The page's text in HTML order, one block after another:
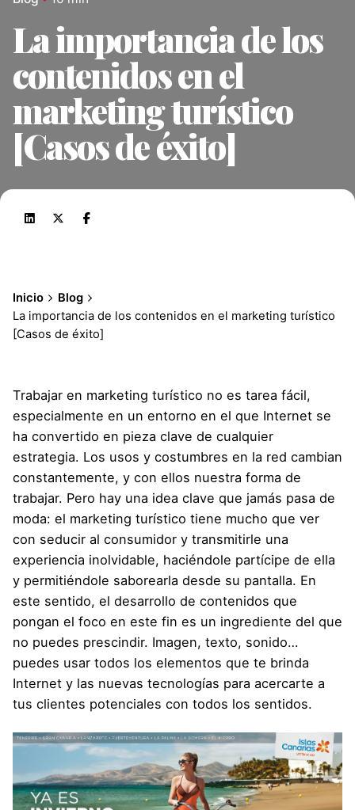
La importancia de los
contenidos en el
marketing turístico
[Casos de éxito]
Inicio
Blog
La importancia de los contenidos en el marketing turístico
[Casos de éxito]
Trabajar en marketing turístico no es tarea fácil,
especialmente en un entorno en el que Internet se
ha convertido en pieza clave de cualquier
estrategia. Los usos y costumbres en la red cambian
constantemente, y con ellos nuestra forma de
trabajar. Pero hay una idea clave que jamás pasa de
moda: el marketing turístico tiene mucho que ver
con seducir al consumidor y transmitirle una
experiencia inolvidable, haciéndole partícipe de ella
y permitiéndole saborearla desde su pantalla. En
este sentido, el desarrollo de contenidos que
pongan el foco en este fin es un ingrediente del que
no puedes prescindir. Imagen, texto, sonido…
puedes usar todos los elementos que te brinda
Internet y las nuevas tecnologías para acercarte a
tus clientes potenciales con todos los sentidos.